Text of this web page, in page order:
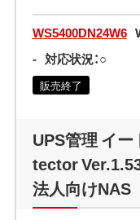
WS5400DN24W6
- 対応状況：○
販売終了
UPS管理 イ
tector
法人向けNAS